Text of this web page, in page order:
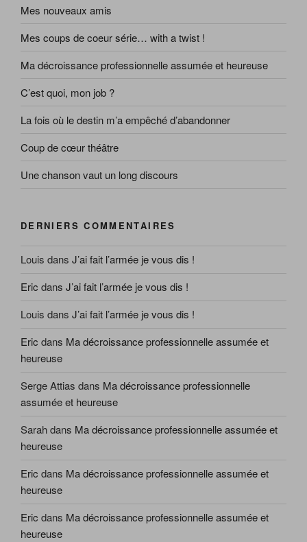
Mes nouveaux amis
Mes coups de coeur série… with a twist !
Ma décroissance professionnelle assumée et heureuse
C’est quoi, mon job ?
La fois où le destin m’a empêché d’abandonner
Coup de cœur théâtre
Une chanson vaut un long discours
DERNIERS COMMENTAIRES
Louis dans J’ai fait l’armée je vous dis !
Eric dans J’ai fait l’armée je vous dis !
Louis dans J’ai fait l’armée je vous dis !
Eric dans Ma décroissance professionnelle assumée et
heureuse
Serge Attias dans Ma décroissance professionnelle
assumée et heureuse
Sarahdans Ma décroissance professionnelle assumée et
heureuse
Eric dans Ma décroissance professionnelle assumée et
heureuse
Eric dans Ma décroissance professionnelle assumée et
heureuse